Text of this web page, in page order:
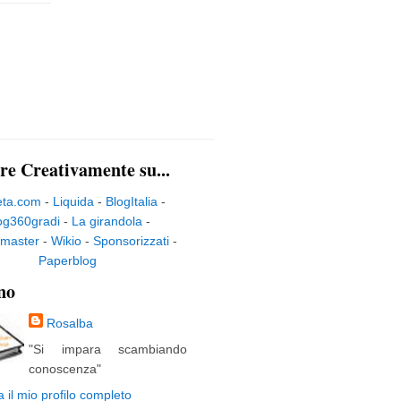
Creativamente su...
- Liquida - BlogItalia -
- La girandola -
- Wikio- Sponsorizzati-
Paperblog
Rosalba
"Si impara scambiando
conoscenza"
il mio profilo completo